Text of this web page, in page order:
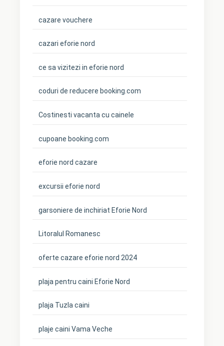
cazare vouchere
cazari eforie nord
ce sa vizitezi in eforie nord
coduri de reducere booking.com
Costinesti vacanta cu cainele
cupoane booking.com
eforie nord cazare
excursii eforie nord
garsoniere de inchiriat Eforie Nord
Litoralul Romanesc
oferte cazare eforie nord 2024
plaja pentru caini Eforie Nord
plaja Tuzla caini
plaje caini Vama Veche